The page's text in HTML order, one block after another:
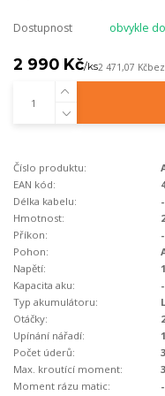
Dostupnost obvykle
2 990 Kč/ks2 471,07 Kč
Číslo produktu:
EAN kód:
Délka kabelu:
Hmotnost:
Příkon:
Pohon:
Napětí:
Kapacita aku:
Typ akumulátoru:
Otáčky:
Upínání nářadí:
Počet úderů:
Max. kroutící moment:
Moment rázu matic: